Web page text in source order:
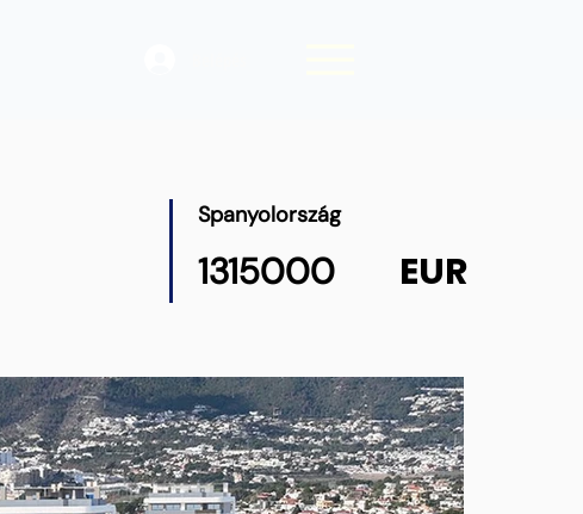
Spanyolország
1315000 EUR